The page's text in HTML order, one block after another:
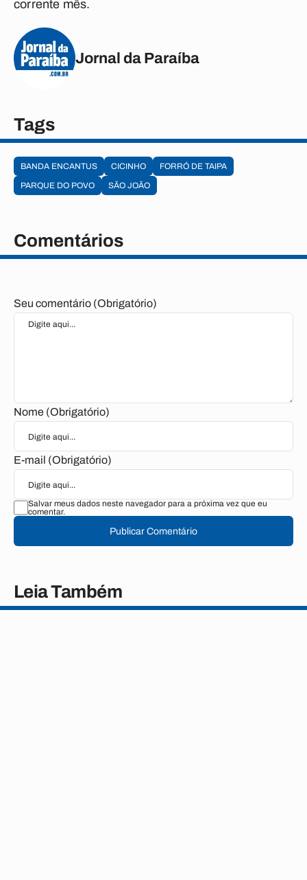
corrente mês.
Jornal da Paraíba
Tags
BANDA ENCANTUS CICINHO
FORRÓ DE TAIPA
PARQUE DO POVO
SÃO JOÃO
Comentários
Seu comentário (Obrigatório)
Nome (Obrigatório)
E-mail (Obrigatório)
Salvar meus dados neste navegador para a próxima vez que eu
comentar.
Publicar Comentário
Leia Também